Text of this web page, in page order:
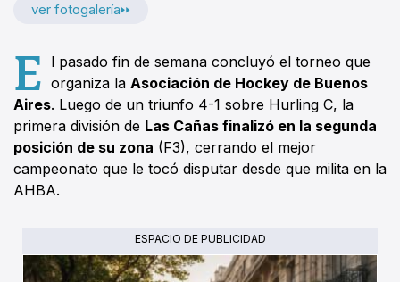
ver fotogalería
E l pasado fin de semana concluyó el torneo que
organiza laAsociación de Hockey de Buenos
Aires. Luego de un triunfo 4-1 sobre Hurling C, la
primera división de Las Cañas finalizó en la segunda
posición de su zona (F3), cerrando el mejor
campeonato que le tocó disputar desde que milita en la
AHBA.
ESPACIO DE PUBLICIDAD